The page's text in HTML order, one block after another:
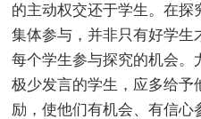
的主动权交还于学生。在探
集体参与，并非只有好学生
每个学生参与探究的机会。
极少发言的学生，应多给
励，使他们有机会、有信心